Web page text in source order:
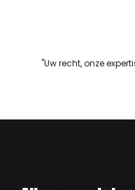
"Uw recht, onze